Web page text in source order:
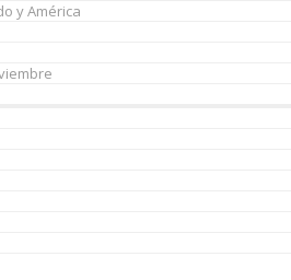
y América